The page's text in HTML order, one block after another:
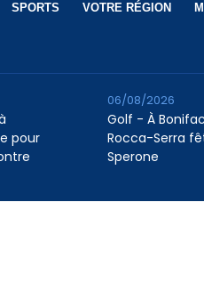
SPORTS VOTRE RÉGION
pour
Golf - À
Rocca-Serra
Sperone
06/08/2026